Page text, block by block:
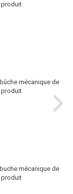
produit
mécanique de
produit
mécanique de
produit